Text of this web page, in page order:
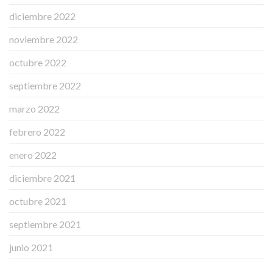
diciembre 2022
noviembre 2022
octubre 2022
septiembre 2022
marzo 2022
febrero 2022
enero 2022
diciembre 2021
octubre 2021
septiembre 2021
junio 2021